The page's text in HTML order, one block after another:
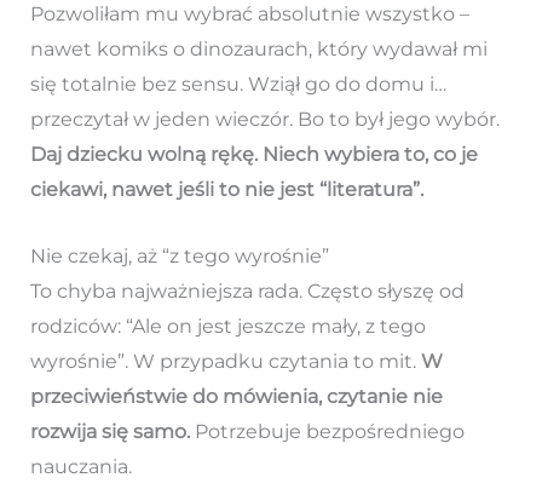
Pozwoliłam mu wybrać absolutnie wszystko –
nawet komiks o dinozaurach, który wydawał mi
się totalnie bez sensu. Wziął go do domu i…
przeczytał w jeden wieczór. Bo to był jego wybór.
Daj dziecku wolną rękę. Niech wybiera to, co je
ciekawi, nawet jeśli to nie jest “literatura”.
Nie czekaj, aż “z tego wyrośnie”
To chyba najważniejsza rada. Często słyszę od
rodziców: “Ale on jest jeszcze mały, z tego
wyrośnie”. W przypadku czytania to mit. W
przeciwieństwie do mówienia, czytanie nie
rozwija się samo.Potrzebuje bezpośredniego
nauczania.